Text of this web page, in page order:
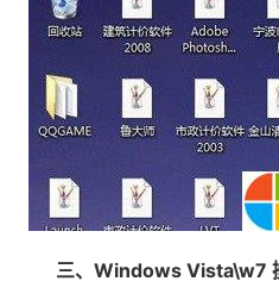
三、Windows Vista\w7